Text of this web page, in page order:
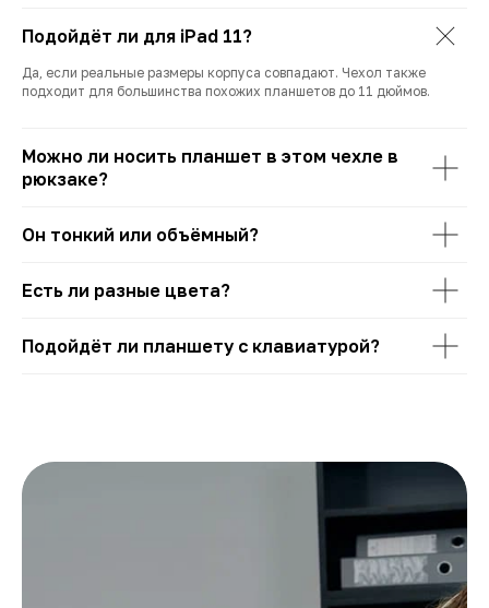
Подойдёт ли для iPad 11?
Да, если реальные размеры корпуса совпадают. Чехол также
подходит для большинства похожих планшетов до 11 дюймов.
Можно ли носить планшет в этом чехле в
рюкзаке?
Он тонкий или объёмный?
Есть ли разные цвета?
Подойдёт ли планшету с клавиатурой?